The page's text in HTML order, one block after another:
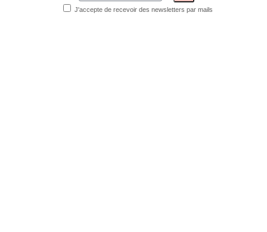
J'accepte de recevoir des newsletters par mails